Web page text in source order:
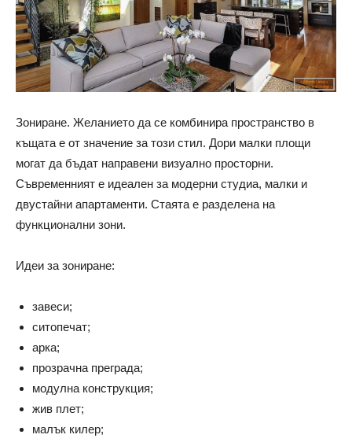
Зониране. Желанието да се комбинира пространство в
къщата е от значение за този стил. Дори малки площи
могат да бъдат направени визуално просторни.
Съвременният е идеален за модерни студиа, малки и
двустайни апартаменти. Стаята е разделена на
функционални зони.
Идеи за зониране:
завеси;
ситопечат;
арка;
прозрачна преграда;
модулна конструкция;
жив плет;
малък килер;